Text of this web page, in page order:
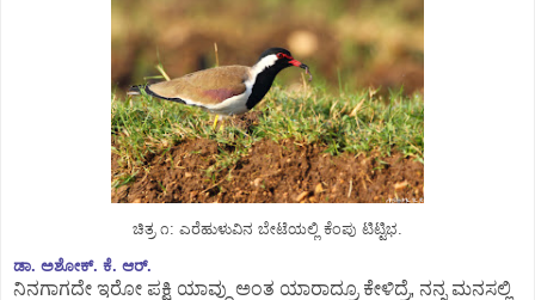
ಚಿತ್ರ ೧: ಎರೆಹುಳುವಿನ ಬೇಟೆಯಲ್ಲಿ ಕೆಂಪು ಟಿಟ್ಟಿಭ.
ಡಾ. ಅಶೋಕ್. ಕೆ. ಆರ್.
ನಿನಗಾಗದೇ ಇರೋ ಪಕ್ಷಿ ಯಾವ್ದು ಅಂತ ಯಾರಾದ್ರೂ ಕೇಳಿದ್ರೆ, ನನ್ನ ಮನಸಲ್ಲಿ